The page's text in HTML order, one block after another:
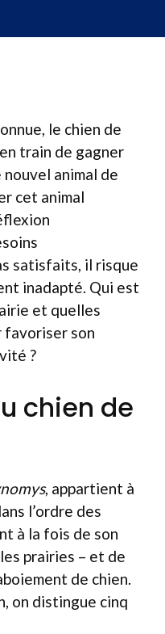
le chien de
train de gagner
animal de
cet animal
satisfaits, il risque
inadapté. Qui est
et quelles
favoriser son
?
chien de
, appartient à
l’ordre des
à la fois de son
prairies – et de
de chien.
on distingue cinq